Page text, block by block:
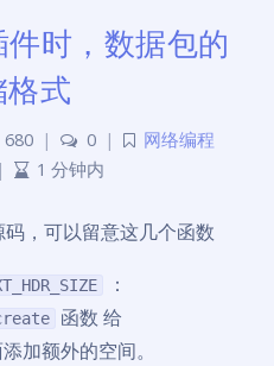
时，数据包的
式
680 | 0 |
网络编程
| 1 分钟内
，可以留意这几个函数
：
函数 给
加额外的空间。